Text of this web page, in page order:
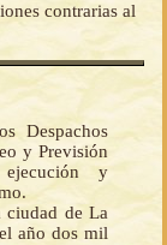
contrarias al
Despachos
y Previsión
y
ciudad de La
año dos mil